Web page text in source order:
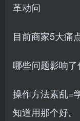
革动问
目前商家5大痛
哪些问题影响
操作方法素乱=
知道用那个好。